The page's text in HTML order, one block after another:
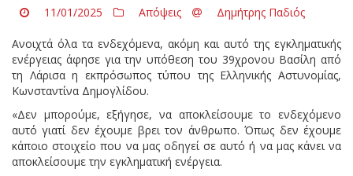
11/01/2025 Απόψεις Δημήτρης Παδιός
Ανοιχτά όλα τα ενδεχόμενα, ακόμη και αυτό της εγκληματικής
ενέργειας άφησε για την υπόθεση του 39χρονου Βασίλη από
τη Λάρισα η εκπρόσωπος τύπου της Ελληνικής Αστυνομίας,
Κωνσταντίνα Δημογλίδου.
«Δεν μπορούμε, εξήγησε, να αποκλείσουμε το ενδεχόμενο
αυτό γιατί δεν έχουμε βρει τον άνθρωπο. Όπως δεν έχουμε
κάποιο στοιχείο που να μας οδηγεί σε αυτό ή να μας κάνει να
αποκλείσουμε την εγκληματική ενέργεια.